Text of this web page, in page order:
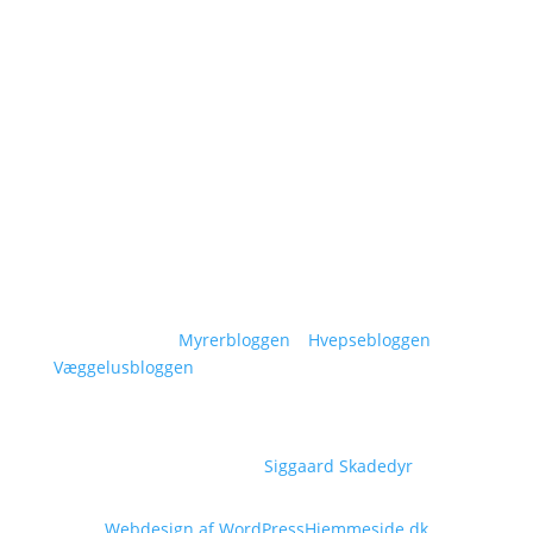
Myrerbloggen Hvepsebloggen
Væggelusbloggen
Siggaard Skadedyr